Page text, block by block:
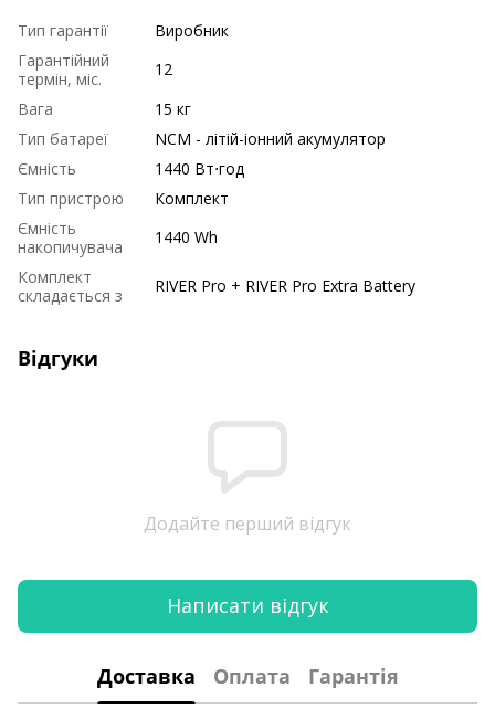
Тип гарантії
Виробник
Гарантійний
термін, міс.
12
Вага
15 кг
Тип батареї
NCM - літій-іонний акумулятор
Ємність
1440 Вт⋅год
Тип пристрою
Комплект
Ємність
накопичувача
1440 Wh
Комплект
складається з
RIVER Pro + RIVER Pro Extra Battery
Відгуки
Додайте перший відгук
Написати відгук
Доставка Оплата Гарантія